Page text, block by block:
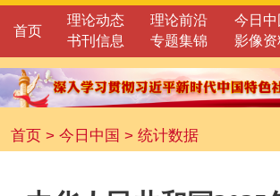
首页
理论动态 理论前沿 今日中
书刊信息
专题集锦 影像资
首页> 今日中国 > 统计数据